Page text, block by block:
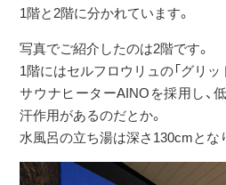
1階と2階に分かれています。
写真でご紹介したのは2階です。
1階にはセルフロウリュの「グリッ
サウナヒーターAINOを採用し、
汗作用があるのだとか。
水風呂の立ち湯は深さ130cmとな